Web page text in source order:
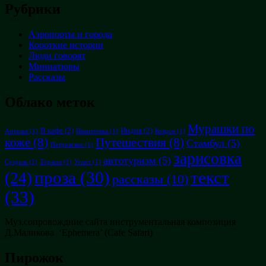
Рубрики
Аэропорты и города
Короткие истории
Люди говорят
Миниатюры
Рассказы
Облако меток
Анталья (1) В кафе (2) Ивантеевка (1) Индия (2) Ковров (1) Мурашки по
коже (8) Петровское (1) Путешествия (8) Стамбул (5)
Суздаль (1) Торжок (1) Углич (1) автотуризм (5) зарисовка
(24)проза (30) рассказы (10)текст
(33)
Муз.сопровождние сайта инструментальная композиция
Д.Маликова ‘Ephemera’ (Cafe Safari)
Пирожок